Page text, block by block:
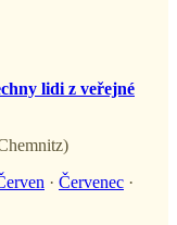
lidi z veřejné
· Červenec ·